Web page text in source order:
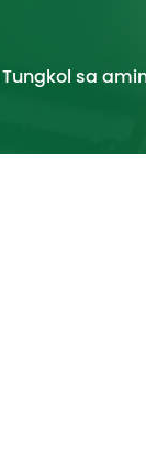
Tungkol sa